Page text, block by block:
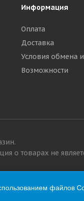
Информация
Оплата
Доставка
Условия обмена
Возможности
о товарах не
файлов